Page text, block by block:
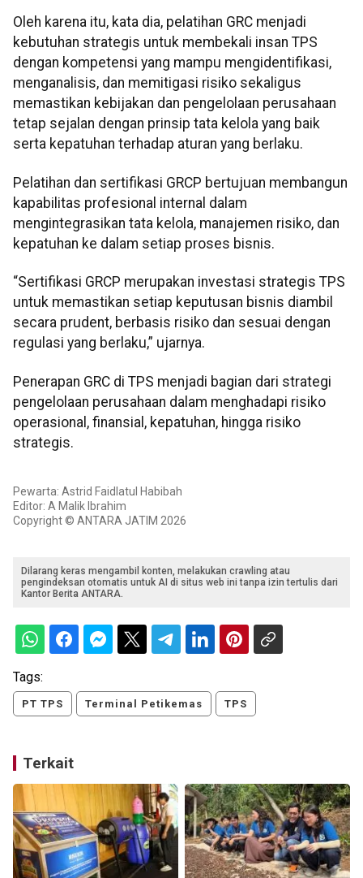
Oleh karena itu, kata dia, pelatihan GRC menjadi
kebutuhan strategis untuk membekali insan TPS
dengan kompetensi yang mampu mengidentifikasi,
menganalisis, dan memitigasi risiko sekaligus
memastikan kebijakan dan pengelolaan perusahaan
tetap sejalan dengan prinsip tata kelola yang baik
serta kepatuhan terhadap aturan yang berlaku.
Pelatihan dan sertifikasi GRCP bertujuan membangun
kapabilitas profesional internal dalam
mengintegrasikan tata kelola, manajemen risiko, dan
kepatuhan ke dalam setiap proses bisnis.
“Sertifikasi GRCP merupakan investasi strategis TPS
untuk memastikan setiap keputusan bisnis diambil
secara prudent, berbasis risiko dan sesuai dengan
regulasi yang berlaku,” ujarnya.
Penerapan GRC di TPS menjadi bagian dari strategi
pengelolaan perusahaan dalam menghadapi risiko
operasional, finansial, kepatuhan, hingga risiko
strategis.
Pewarta: Astrid Faidlatul Habibah
Editor: A Malik Ibrahim
Copyright © ANTARA JATIM 2026
Dilarang keras mengambil konten, melakukan crawling atau
pengindeksan otomatis untuk AI di situs web ini tanpa izin tertulis dari
Kantor Berita ANTARA.
Tags:
PT TPS Terminal Petikemas TPS
Terkait